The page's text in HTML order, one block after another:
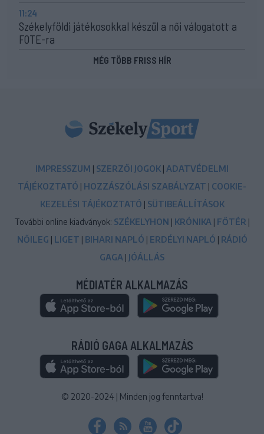
11:24
Székelyföldi játékosokkal készül a női válogatott a
FOTE-ra
MÉG TÖBB FRISS HÍR
IMPRESSZUM | SZERZŐI JOGOK | ADATVÉDELMI
TÁJÉKOZTATÓ | HOZZÁSZÓLÁSI SZABÁLYZAT | COOKIE-
KEZELÉSI TÁJÉKOZTATÓ | SÜTIBEÁLLÍTÁSOK
További online kiadványok: SZÉKELYHON | KRÓNIKA | FŐTÉR |
NŐILEG | LIGET | BIHARI NAPLÓ | ERDÉLYI NAPLÓ | RÁDIÓ
GAGA | JÓÁLLÁS
MÉDIATÉR ALKALMAZÁS
RÁDIÓ GAGA ALKALMAZÁS
© 2020-2024 | Minden jog fenntartva!